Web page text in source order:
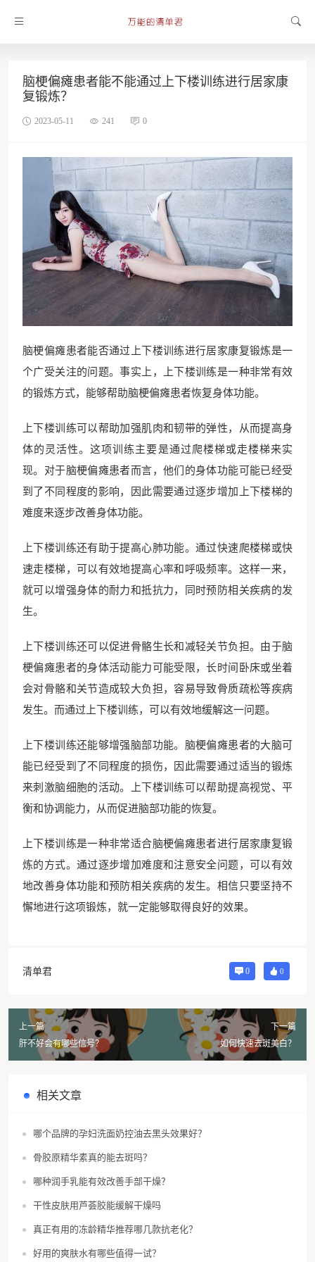
脑梗偏瘫患者能不能通过上下楼训练进行居家康
复锻炼？
2023-05-11 241 0
脑梗偏瘫患者能否通过上下楼训练进行居家康复锻炼是一
个广受关注的问题。事实上，上下楼训练是一种非常有效
的锻炼方式，能够帮助脑梗偏瘫患者恢复身体功能。
上下楼训练可以帮助加强肌肉和韧带的弹性，从而提高身
体的灵活性。这项训练主要是通过爬楼梯或走楼梯来实
现。对于脑梗偏瘫患者而言，他们的身体功能可能已经受
到了不同程度的影响，因此需要通过逐步增加上下楼梯的
难度来逐步改善身体功能。
上下楼训练还有助于提高心肺功能。通过快速爬楼梯或快
速走楼梯，可以有效地提高心率和呼吸频率。这样一来，
就可以增强身体的耐力和抵抗力，同时预防相关疾病的发
生。
上下楼训练还可以促进骨骼生长和减轻关节负担。由于脑
梗偏瘫患者的身体活动能力可能受限，长时间卧床或坐着
会对骨骼和关节造成较大负担，容易导致骨质疏松等疾病
发生。而通过上下楼训练，可以有效地缓解这一问题。
上下楼训练还能够增强脑部功能。脑梗偏瘫患者的大脑可
能已经受到了不同程度的损伤，因此需要通过适当的锻炼
来刺激脑细胞的活动。上下楼训练可以帮助提高视觉、平
衡和协调能力，从而促进脑部功能的恢复。
上下楼训练是一种非常适合脑梗偏瘫患者进行居家康复锻
炼的方式。通过逐步增加难度和注意安全问题，可以有效
地改善身体功能和预防相关疾病的发生。相信只要坚持不
懈地进行这项锻炼，就一定能够取得良好的效果。
清单君 0 0
上一篇
肝不好会有哪些信号？
下一篇
如何快速去斑美白？
相关文章
哪个品牌的孕妇洗面奶控油去黑头效果好？
骨胶原精华素真的能去斑吗？
哪种润手乳能有效改善手部干燥？
干性皮肤用芦荟胶能缓解干燥吗
真正有用的冻龄精华推荐哪几款抗老化？
好用的爽肤水有哪些值得一试？